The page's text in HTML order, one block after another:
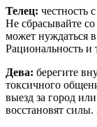
Телец: честность
Не сбрасывайте
может нуждаться
Рациональность
Дева: берегите
токсичного
выезд за город
восстановят